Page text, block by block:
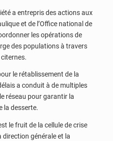
a entrepris des actions aux
et de l’Office national de
les opérations de
des populations à travers
le rétablissement de la
a conduit à de multiples
réseau pour garantir la
la desserte.
le fruit de la cellule de crise
direction générale et la